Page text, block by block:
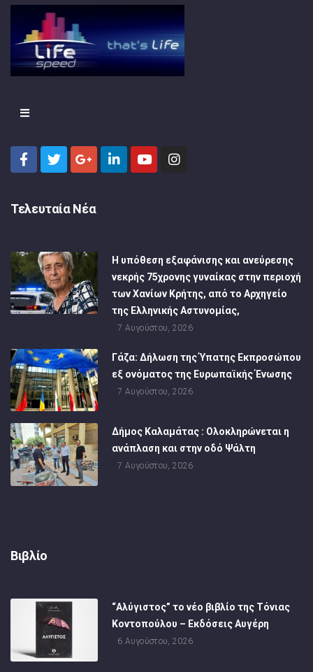
Τελευταία Νέα
Η υπόθεση εξαφάνισης και ανεύρεσης
νεκρής 75χρονης γυναίκας στην περιοχή
των Χανίων Κρήτης, από το Αρχηγείο
της Ελληνικής Αστυνομίας,
7 Αυγούστου, 2026
Γάζα: Δήλωση της Ύπατης Εκπροσώπου
εξ ονόματος της Ευρωπαϊκής Ένωσης
7 Αυγούστου, 2026
Δήμος Καλαμάτας : Ολοκληρώνεται η
ανάπλαση και στην οδό Ψάλτη
7 Αυγούστου, 2026
Βιβλίο
“Αλύγιστος” το νέο βιβλίο της Τόνιας
Κοντοπούλου – Εκδόσεις Αυγέρη
6 Αυγούστου, 2026